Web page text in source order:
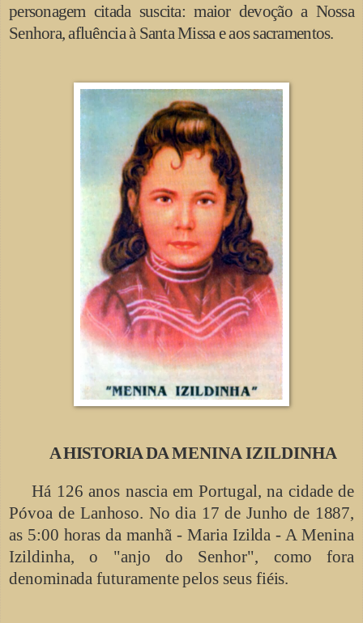
personagem citada suscita: maior devoção a Nossa
Senhora, afluênciaà Santa Missa eaos sacramentos.
A HISTORIA DAMENINA IZILDINHA
Há 126 anos nascia em Portugal, na cidade de
Póvoa de Lanhoso. Nodia 17 de Junho de 1887,
as 5:00 horas da manhã - Maria Izilda - A Menina
Izildinha, o "anjo do Senhor", como fora
denominada futuramente pelos seus fiéis.